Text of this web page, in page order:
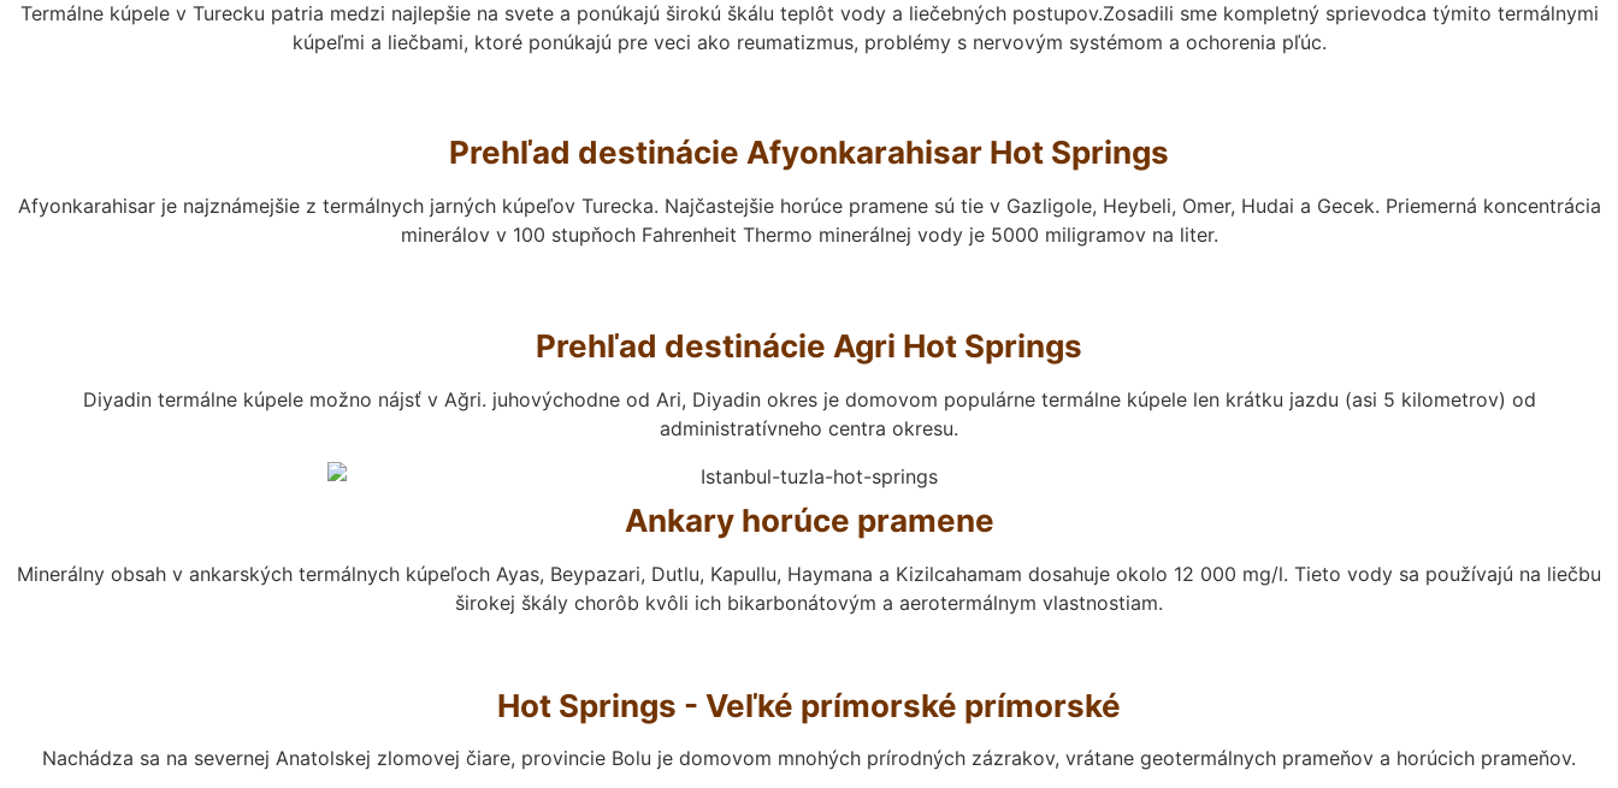
Termálne kúpele v Turecku patria medzi najlepšie na svete a ponúkajú širokú škálu teplôt vody a liečebných postupov.Zosadili sme kompletný sprievodca týmito termálnymi
kúpeľmi a liečbami, ktoré ponúkajú pre veci ako reumatizmus, problémy s nervovým systémom a ochorenia pľúc.
Prehľad destinácie Afyonkarahisar Hot Springs
Afyonkarahisar je najznámejšie z termálnych jarných kúpeľov Turecka. Najčastejšie horúce pramene sú tie v Gazligole, Heybeli, Omer, Hudai a Gecek. Priemerná koncentrácia
minerálov v 100 stupňoch Fahrenheit Thermo minerálnej vody je 5000 miligramov na liter.
Prehľad destinácie Agri Hot Springs
Diyadin termálne kúpele možno nájsť v Ağri. juhovýchodne od Ari, Diyadin okres je domovom populárne termálne kúpele len krátku jazdu (asi 5 kilometrov) od
administratívneho centra okresu.
Ankary horúce pramene
Minerálny obsah v ankarských termálnych kúpeľoch Ayas, Beypazari, Dutlu, Kapullu, Haymana a Kizilcahamam dosahuje okolo 12 000 mg/l. Tieto vody sa používajú na liečbu
širokej škály chorôb kvôli ich bikarbonátovým a aerotermálnym vlastnostiam.
Hot Springs - Veľké prímorské prímorské
Nachádza sa na severnej Anatolskej zlomovej čiare, provincie Bolu je domovom mnohých prírodných zázrakov, vrátane geotermálnych prameňov a horúcich prameňov.